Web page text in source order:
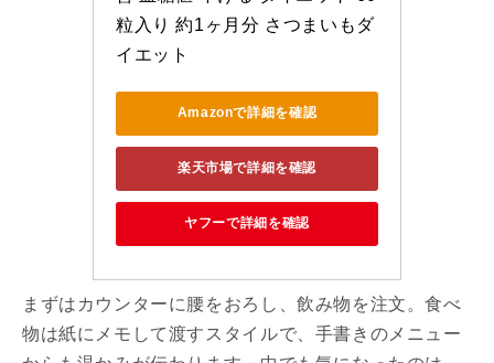
粒入り 約1ヶ月分 さつまいもダ
イエット
Amazonで詳細を確認
楽天市場で詳細を確認
ヤフーで詳細を確認
まずはカウンターに腰をおろし、飲み物を注文。食べ
物は紙にメモして渡すスタイルで、手書きのメニュー